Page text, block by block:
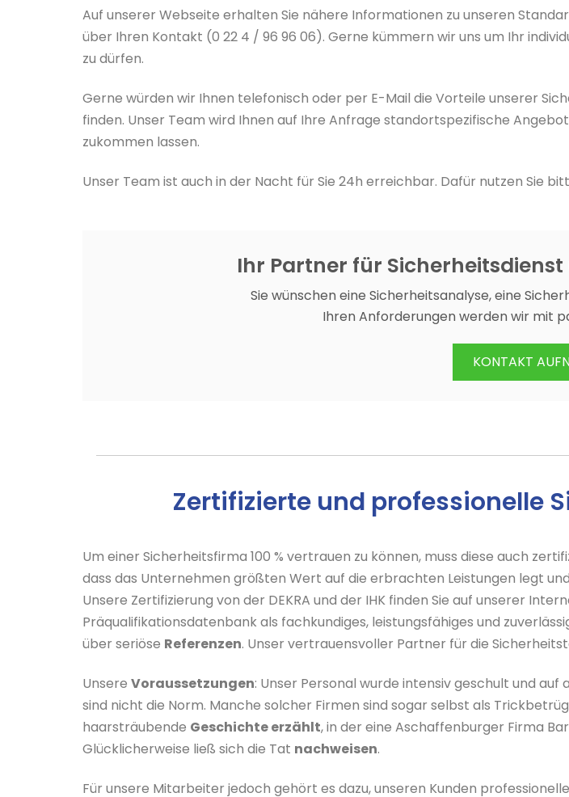
Auf unserer Webseite erhalten Sie nähere Informationen zu unseren
über Ihren Kontakt (0 22 4 / 96 96 06). Gerne kümmern wir uns um Ihr
zu dürfen.
Gerne würden wir Ihnen telefonisch oder per E-Mail die Vorteile unserer
finden. Unser Team wird Ihnen auf Ihre Anfrage standortspezifische
zukommen lassen.
Unser Team ist auch in der Nacht für Sie 24h erreichbar. Dafür nutzen Sie
Ihr Partner für
Sie wünschen eine Sicherheitsanalyse, eine
Ihren Anforderungen werden wir mit
KONTAKT
Zertifizierte und professionelle
Um einer Sicherheitsfirma 100 % vertrauen zu können, muss diese auch
dass das Unternehmen größten Wert auf die erbrachten Leistungen legt
Unsere Zertifizierung von der DEKRA und der IHK finden Sie auf unserer
Präqualifikationsdatenbank als fachkundiges, leistungsfähiges und
über seriöse Referenzen. Unser vertrauensvoller Partner für die
Unsere Voraussetzungen: Unser Personal wurde intensiv geschult und
sind nicht die Norm. Manche solcher Firmen sind sogar selbst als
haarsträubende Geschichte erzählt, in der eine Aschaffenburger Firma
Glücklicherweise ließ sich die Tat nachweisen.
Für unsere Mitarbeiter jedoch gehört es dazu, unseren Kunden